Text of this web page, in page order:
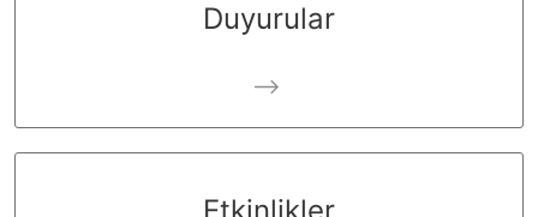
Duyurular